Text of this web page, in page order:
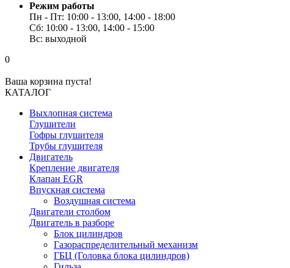
Режим работы
Пн - Пт: 10:00 - 13:00, 14:00 - 18:00
Сб: 10:00 - 13:00, 14:00 - 15:00
Вс: выходной
0
Ваша корзина пуста!
КАТАЛОГ
Выхлопная система
Глушители
Гофры глушителя
Трубы глушителя
Двигатель
Крепление двигателя
Клапан EGR
Впускная система
Воздушная система
Двигатели столбом
Двигатель в разборе
Блок цилиндров
Газораспределительный механизм
ГБЦ (Головка блока цилиндров)